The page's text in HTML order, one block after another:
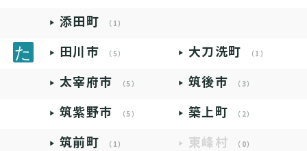
添田町 （1）
田川市 （5） 大刀洗町 （1）
太宰府市 （5） 筑後市 （3）
筑紫野市 （5） 築上町 （2）
筑前町 （1） 東峰村 （0）